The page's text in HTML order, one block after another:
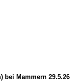
Twindexx Suisse
GTW
bei Mammern 29.5.26